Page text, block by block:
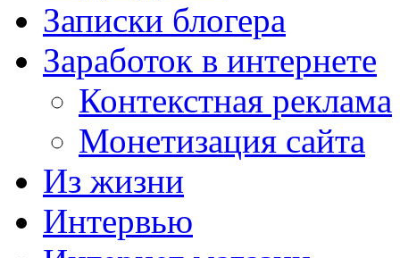
Записки блогера
Заработок в интернете
Контекстная реклама
Монетизация сайта
Из жизни
Интервью